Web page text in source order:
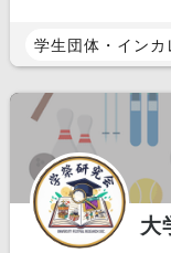
学生団体・インカ
大